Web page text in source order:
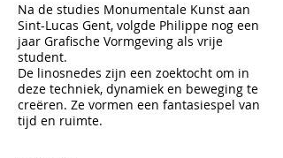
Na de studies Monumentale Kunst aan
Sint-Lucas Gent, volgde Philippe nog een
jaar Grafische Vormgeving als vrije
student.
De linosnedes zijn een zoektocht om in
deze techniek, dynamiek en beweging te
creëren. Ze vormen een fantasiespel van
tijd en ruimte.